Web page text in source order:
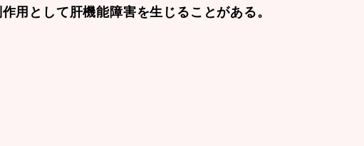
用として肝機能障害を生じることがある。